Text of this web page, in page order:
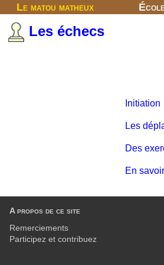
Le matou matheux
Les échecs
Initiation
Les
Des
En
A propos de ce site
Remerciements
Participez et contribuez